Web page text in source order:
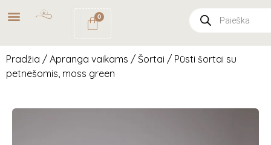
NEMOKAMAS
PRISTATYMAS
PAŠTOMATU
UŽSAKYMAMS NUO
0
Pradžia / Apranga vaikams / Šortai / Pūsti šortai su
petnešomis, moss green